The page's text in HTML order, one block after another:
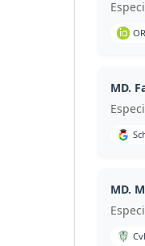
MD.
MD.